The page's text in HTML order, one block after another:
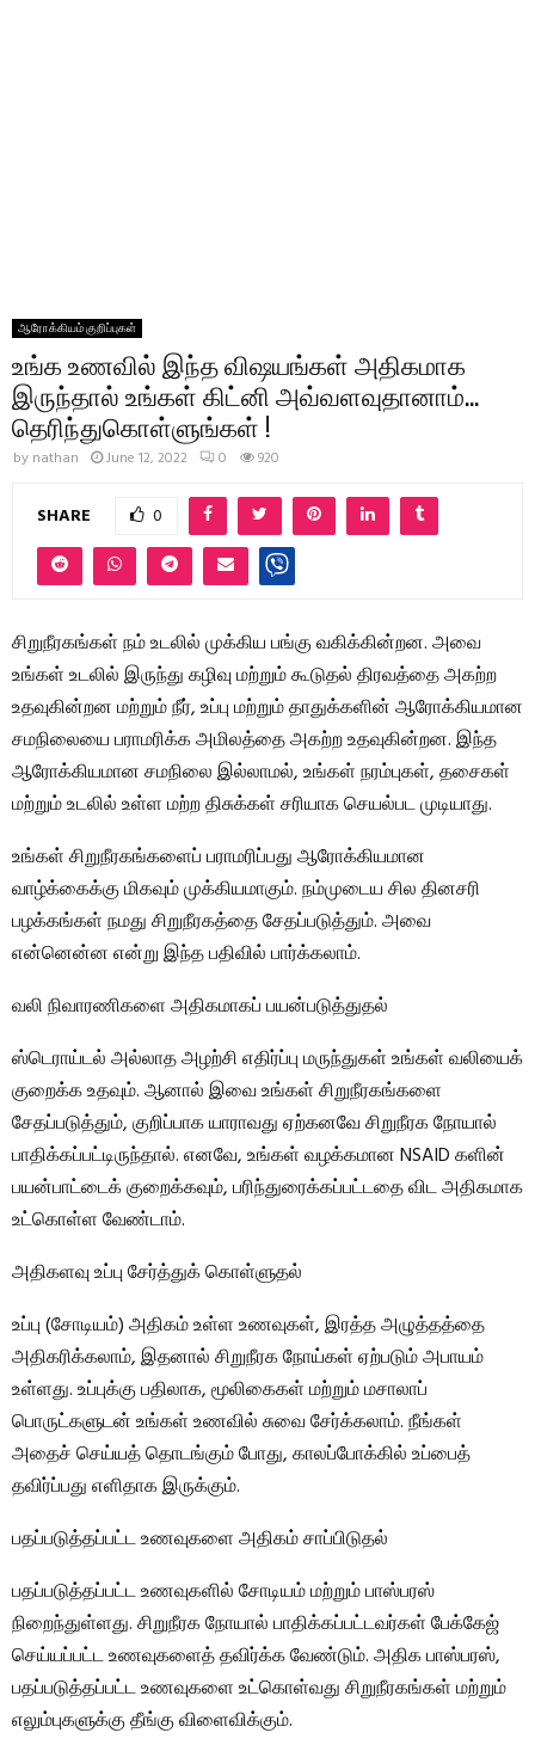
ஆரோக்கியம் குறிப்புகள்
உங்க உணவில் இந்த விஷயங்கள் அதிகமாக
இருந்தால் உங்கள் கிட்னி அவ்வளவுதானாம்…
தெரிந்துகொள்ளுங்கள் !
by nathan June 12, 2022 0 920
SHARE 0
சிறுநீரகங்கள் நம் உடலில் முக்கிய பங்கு வகிக்கின்றன. அவை
உங்கள் உடலில் இருந்து கழிவு மற்றும் கூடுதல் திரவத்தை அகற்ற
உதவுகின்றன மற்றும் நீர், உப்பு மற்றும் தாதுக்களின் ஆரோக்கியமான
சமநிலையை பராமரிக்க அமிலத்தை அகற்ற உதவுகின்றன. இந்த
ஆரோக்கியமான சமநிலை இல்லாமல், உங்கள் நரம்புகள், தசைகள்
மற்றும் உடலில் உள்ள மற்ற திசுக்கள் சரியாக செயல்பட முடியாது.
உங்கள் சிறுநீரகங்களைப் பராமரிப்பது ஆரோக்கியமான
வாழ்க்கைக்கு மிகவும் முக்கியமாகும். நம்முடைய சில தினசரி
பழக்கங்கள் நமது சிறுநீரகத்தை சேதப்படுத்தும். அவை
என்னென்ன என்று இந்த பதிவில் பார்க்கலாம்.
வலி நிவாரணிகளை அதிகமாகப் பயன்படுத்துதல்
ஸ்டெராய்டல் அல்லாத அழற்சி எதிர்ப்பு மருந்துகள் உங்கள் வலியைக்
குறைக்க உதவும். ஆனால் இவை உங்கள் சிறுநீரகங்களை
சேதப்படுத்தும், குறிப்பாக யாராவது ஏற்கனவே சிறுநீரக நோயால்
பாதிக்கப்பட்டிருந்தால். எனவே, உங்கள் வழக்கமான NSAID களின்
பயன்பாட்டைக் குறைக்கவும், பரிந்துரைக்கப்பட்டதை விட அதிகமாக
உட்கொள்ள வேண்டாம்.
அதிகளவு உப்பு சேர்த்துக் கொள்ளுதல்
உப்பு (சோடியம்) அதிகம் உள்ள உணவுகள், இரத்த அழுத்தத்தை
அதிகரிக்கலாம், இதனால் சிறுநீரக நோய்கள் ஏற்படும் அபாயம்
உள்ளது. உப்புக்கு பதிலாக, மூலிகைகள் மற்றும் மசாலாப்
பொருட்களுடன் உங்கள் உணவில் சுவை சேர்க்கலாம். நீங்கள்
அதைச் செய்யத் தொடங்கும் போது, காலப்போக்கில் உப்பைத்
தவிர்ப்பது எளிதாக இருக்கும்.
பதப்படுத்தப்பட்ட உணவுகளை அதிகம் சாப்பிடுதல்
பதப்படுத்தப்பட்ட உணவுகளில் சோடியம் மற்றும் பாஸ்பரஸ்
நிறைந்துள்ளது. சிறுநீரக நோயால் பாதிக்கப்பட்டவர்கள் பேக்கேஜ்
செய்யப்பட்ட உணவுகளைத் தவிர்க்க வேண்டும். அதிக பாஸ்பரஸ்,
பதப்படுத்தப்பட்ட உணவுகளை உட்கொள்வது சிறுநீரகங்கள் மற்றும்
எலும்புகளுக்கு தீங்கு விளைவிக்கும்.